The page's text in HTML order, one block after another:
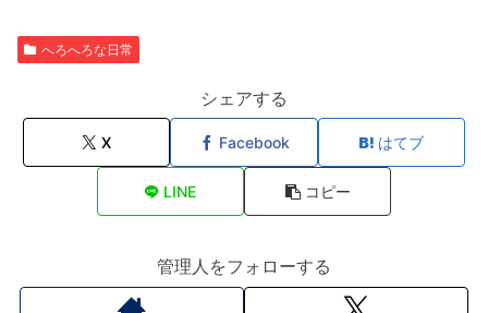
へろへろな日常
シェアする
X Facebook はてブ
LINE コピー
管理人をフォローする